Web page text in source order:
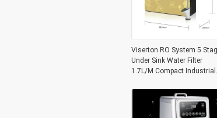
Viserton RO System 5
Under Sink Water Filter
1.7L/M Compact Industrial